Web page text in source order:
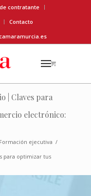
contratante
Contacto
| Claves para
electrónico:
Formación ejecutiva /
para optimizar tus